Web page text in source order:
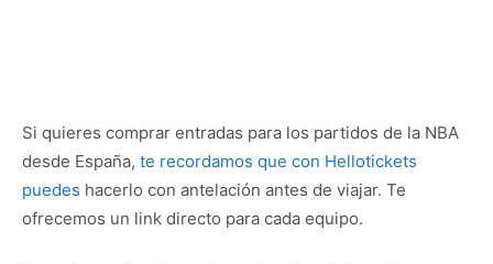
Si quieres comprar entradas para los partidos de la NBA
desde España, te recordamos que con Hellotickets
puedes hacerlo con antelación antes de viajar. Te
ofrecemos un link directo para cada equipo.